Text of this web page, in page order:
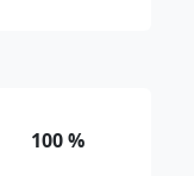
100 %